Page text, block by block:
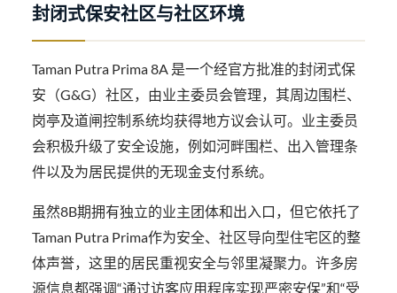
封闭式保安社区与社区环境
Taman Putra Prima 8A 是一个经官方批准的封闭式保
安（G&G）社区，由业主委员会管理，其周边围栏、
岗亭及道闸控制系统均获得地方议会认可。业主委员
会积极升级了安全设施，例如河畔围栏、出入管理条
件以及为居民提供的无现金支付系统。
虽然8B期拥有独立的业主团体和出入口，但它依托了
Taman Putra Prima作为安全、社区导向型住宅区的整
体声誉，这里的居民重视安全与邻里凝聚力。许多房
源信息都强调“通过访客应用程序实现严密安保”和“受